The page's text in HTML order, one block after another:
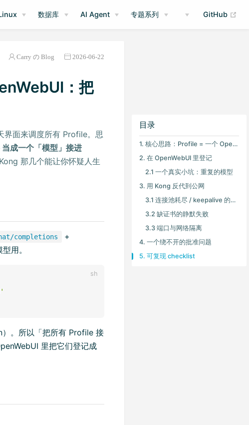
数据库 AI Agent 专题系列 GitHub
Carry の Blog 2026-06-22
目录
1. 核心思路：Profile = 一个 OpenAI 兼容模型
2. 在 OpenWebUI 里登记
2.1 一个真实小坑：重复的模型
3. 用 Kong 反代到公网
3.1 连接池耗尽 / keepalive 的「30 分钟神话」
3.2 缺证书的静默失败
3.3 端口与网络隔离
4. 一个绕不开的批准问题
5. 可复现 checklist
：把
界面来调度所有 Profile。思
成一个「模型」接进
那几个能让你怀疑人生
completions +
用。
。所以「把所有 Profile 接
里把它们登记成